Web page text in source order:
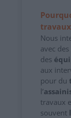
Nous
avec des
des
aux
pour du
l’
travaux
souvent